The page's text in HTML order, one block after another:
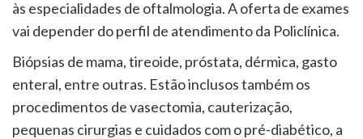
às especialidades de oftalmologia. A oferta de exames
vai depender do perfil de atendimento da Policlínica.
Biópsias de mama, tireoide, próstata, dérmica, gasto
enteral, entre outras. Estão inclusos também os
procedimentos de vasectomia, cauterização,
pequenas cirurgias e cuidados com o pré-diabético, a